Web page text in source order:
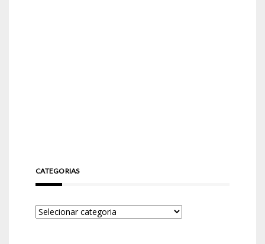
CATEGORIAS